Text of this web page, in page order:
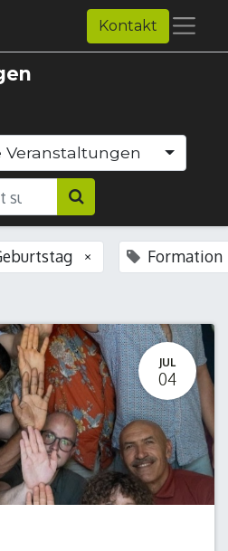
Kontakt
Veranstaltungen
× Formation
JUL
04